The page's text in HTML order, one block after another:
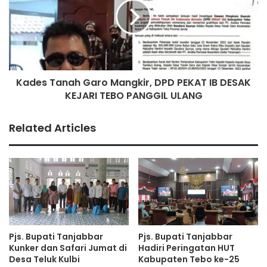
Kades Tanah Garo Mangkir, DPD PEKAT IB DESAK
KEJARI TEBO PANGGIL ULANG
Related Articles
Pjs. Bupati Tanjabbar
Kunker dan Safari Jumat di
Desa Teluk Kulbi
Pjs. Bupati Tanjabbar
Hadiri Peringatan HUT
Kabupaten Tebo ke-25